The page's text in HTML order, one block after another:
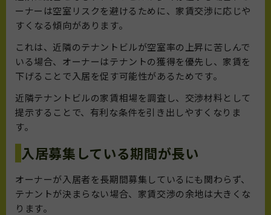
ーナーは空室リスクを避けるために、家賃交渉に応じや
すくなる傾向があります。
これは、近隣のテナントビルが空室率の上昇に苦しんで
いる場合、オーナーはテナントの獲得を優先し、家賃を
下げることで入居を促す可能性があるためです。
近隣テナントビルの家賃相場を調査し、交渉材料として
提示することで、有利な条件を引き出しやすくなりま
す。
入居募集している期間が長い
オーナーが入居者を長期間募集しているにも関わらず、
テナントが決まらない場合、家賃交渉の余地は大きくな
ります。